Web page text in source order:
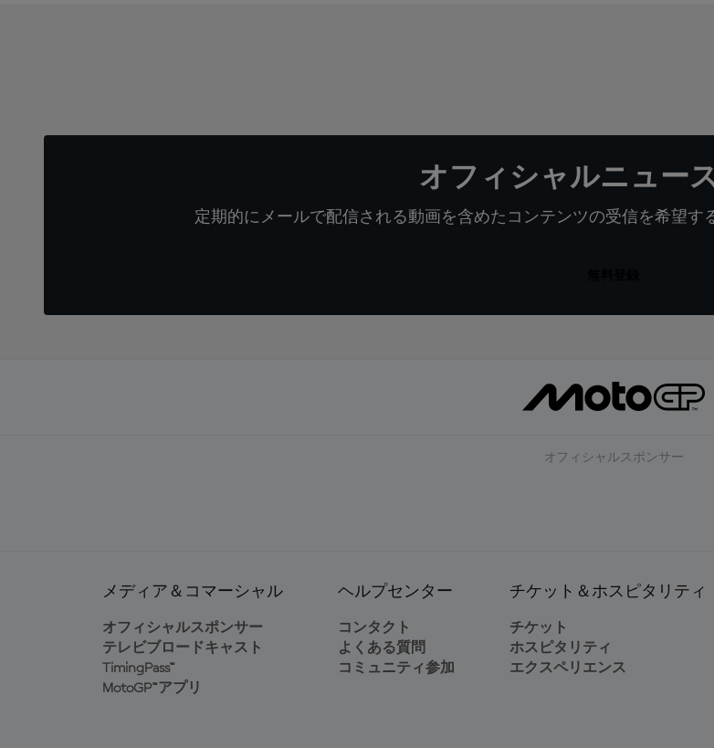
オフィシャルニュー
定期的にメールで配信される動画を含めたコンテンツの受信を希望
オフィシャルスポンサー
メディア＆コマーシャル
オフィシャルスポンサー
テレビブロードキャスト
TimingPass™
MotoGP™アプリ
ヘルプセンター
コンタクト
よくある質問
コミュニティ参加
チケット＆ホスピタリティ
チケット
ホスピタリティ
エクスペリエンス